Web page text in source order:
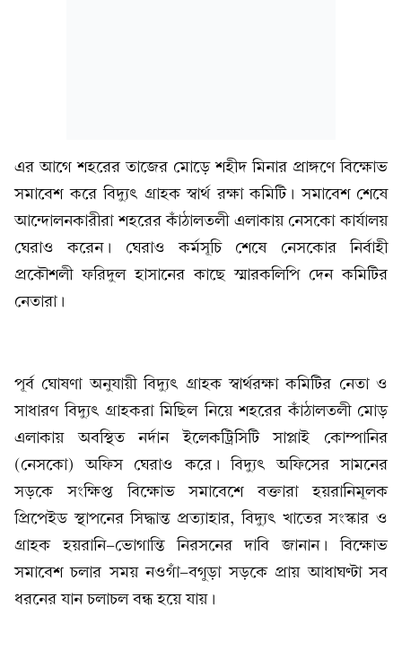
এর আগে শহরের তাজের মোড়ে শহীদ মিনার প্রাঙ্গণে বিক্ষোভ
সমাবেশ করে বিদ্যুৎ গ্রাহক স্বার্থ রক্ষা কমিটি। সমাবেশ শেষে
আন্দোলনকারীরা শহরের কাঁঠালতলী এলাকায় নেসকো কার্যালয়
ঘেরাও করেন। ঘেরাও কর্মসূচি শেষে নেসকোর নির্বাহী
প্রকৌশলী ফরিদুল হাসানের কাছে স্মারকলিপি দেন কমিটির
নেতারা।​
পূর্ব ঘোষণা অনুযায়ী বিদ্যুৎ গ্রাহক স্বার্থরক্ষা কমিটির নেতা ও
সাধারণ বিদ্যুৎ গ্রাহকরা মিছিল নিয়ে শহরের কাঁঠালতলী মোড়
এলাকায় অবস্থিত নর্দান ইলেকট্রিসিটি সাপ্লাই কোম্পানির
(নেসকো) অফিস ঘেরাও করে। বিদ্যুৎ অফিসের সামনের
সড়কে সংক্ষিপ্ত বিক্ষোভ সমাবেশে বক্তারা হয়রানিমূলক
প্রিপেইড স্থাপনের সিদ্ধান্ত প্রত্যাহার, বিদ্যুৎ খাতের সংস্কার ও
গ্রাহক হয়রানি-ভোগান্তি নিরসনের দাবি জানান। বিক্ষোভ
সমাবেশ চলার সময় নওগাঁ-বগুড়া সড়কে প্রায় আধাঘণ্টা সব
ধরনের যান চলাচল বন্ধ হয়ে যায়।